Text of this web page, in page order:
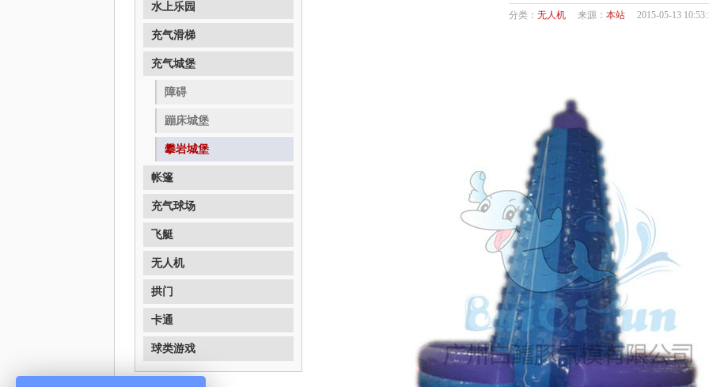
水上乐园
充气滑梯
充气城堡
障碍
蹦床城堡
攀岩城堡
帐篷
充气球场
飞艇
无人机
拱门
卡通
球类游戏
分类： 无人机 来源： 本站 2015-05-13